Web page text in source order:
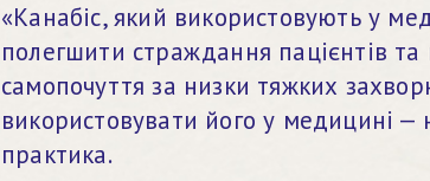
«Канабіс, який використовують у
полегшити страждання пацієнтів та
самопочуття за низки тяжких
використовувати його у медицині —
практика.